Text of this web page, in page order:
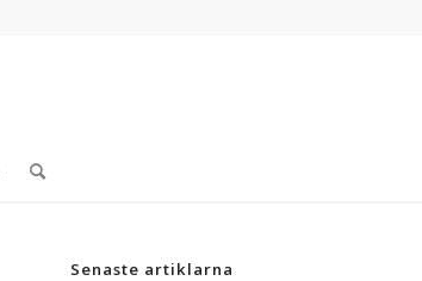
Senaste artiklarna